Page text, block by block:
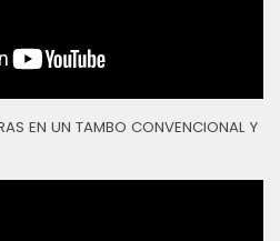
EN UN TAMBO CONVENCIONAL Y